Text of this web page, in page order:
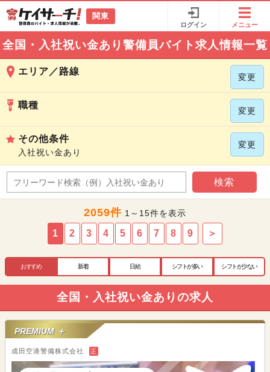
関東
ログイン メニュー
全国・入社祝い金あり警備員バイト求人情報一覧
エリア／路線
変更
職種
変更
その他条件
入社祝い金あり
変更
検索
2059件 1～15件を表示
1 2 3 4 5 6 7 8 9 ＞
おすすめ 新着 日給 シフトが多い シフトが少ない
全国・入社祝い金ありの求人
PREMIUM ＋
成田空港警備株式会社 正